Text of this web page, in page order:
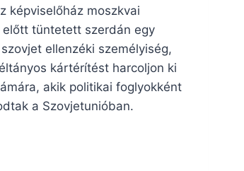
képviselőház moszkvai
előtt tüntetett szerdán egy
ellenzéki személyiség,
kártérítést harcoljon ki
akik politikai foglyokként
a Szovjetunióban.